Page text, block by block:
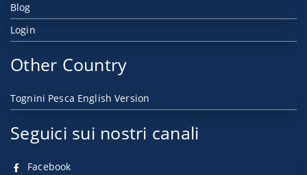
Blog
Login
Other Country
Tognini Pesca English Version
Seguici sui nostri canali
Facebook